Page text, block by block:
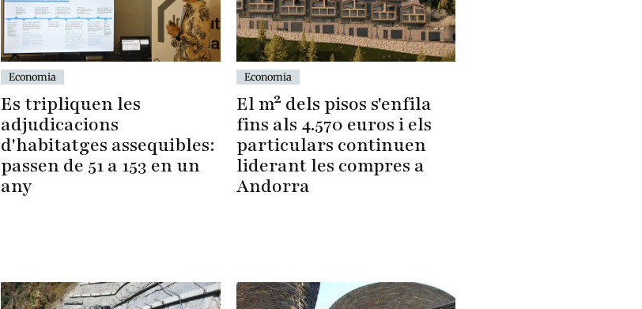
Economia
Es tripliquen les
adjudicacions
d'habitatges assequibles:
passen de 51 a 153 en un
any
Economia
El m² dels pisos s'enfila
fins als 4.570 euros i els
particulars continuen
liderant les compres a
Andorra